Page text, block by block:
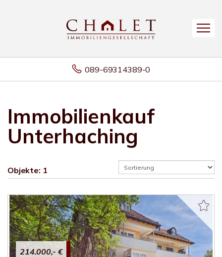
089-69314389-0
Immobilienkauf
Unterhaching
Objekte: 1
214.000,- €